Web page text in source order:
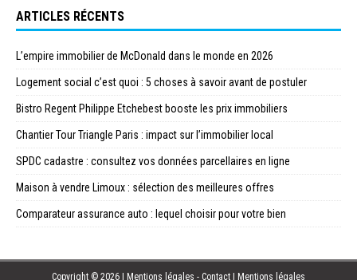
ARTICLES RÉCENTS
L’empire immobilier de McDonald dans le monde en 2026
Logement social c’est quoi : 5 choses à savoir avant de postuler
Bistro Regent Philippe Etchebest booste les prix immobiliers
Chantier Tour Triangle Paris : impact sur l’immobilier local
SPDC cadastre : consultez vos données parcellaires en ligne
Maison à vendre Limoux : sélection des meilleures offres
Comparateur assurance auto : lequel choisir pour votre bien
Copyright © 2026 | Mentions légales - Contact Mentions légales